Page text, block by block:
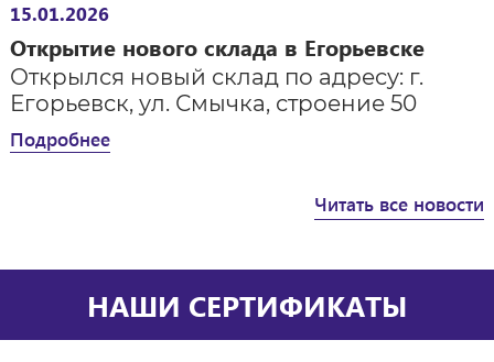
15.01.2026
Открытие нового склада в Егорьевске
Открылся новый склад по адресу: г.
Егорьевск, ул. Смычка, строение 50
Подробнее
Читать все новости
НАШИ СЕРТИФИКАТЫ